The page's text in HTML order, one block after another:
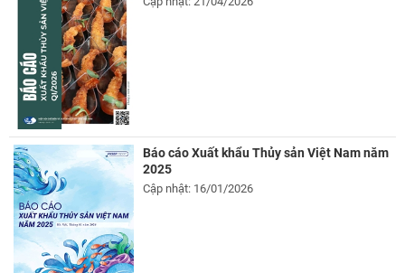
Báo cáo Xuất khẩu Thủy sản Việt Nam năm
2025
Cập nhật: 16/01/2026